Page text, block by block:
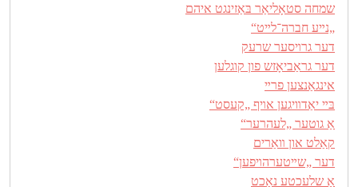
שמחה סטאָליאַר בּאַזינגט איהם
„נײע חברה־לײט“
דער גרױסער שרעק
דער גראַביאָזש פון קוגלען
אינגאַנצען פרײ
בּײ יאַדװיגען אױף „קעסט“
אַ גוטער „לעהרער“
קאַלט און װאַרים
דער „שײטערהױפען“
אַ שלעכטע נאַכט